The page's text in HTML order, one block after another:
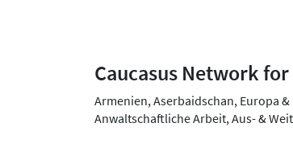
Caucasus Network
Armenien, Aserbaidschan, Europa
Anwaltschaftliche Arbeit, Aus- &